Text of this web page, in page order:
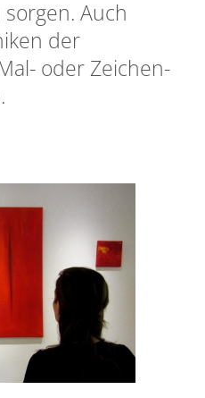
Auch
der
oder Zeichen-